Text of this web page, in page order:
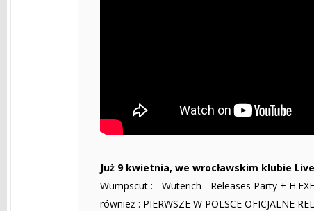
Już 9 kwietnia, we wrocławskim klubie
Wumpscut : - Wüterich - Releases Party +
również : PIERWSZE W POLSCE OFICJALNE